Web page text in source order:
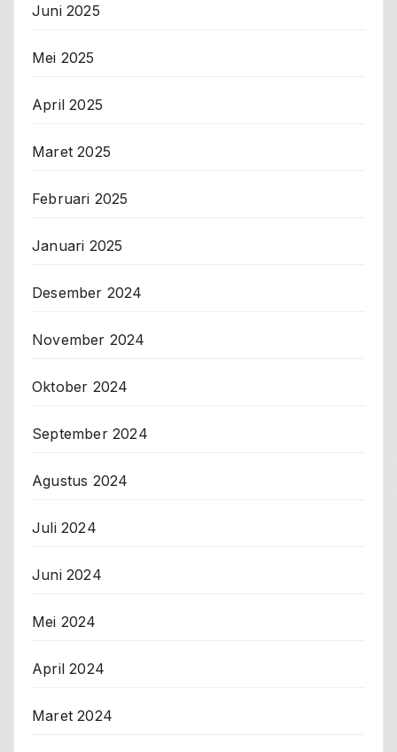
Juni 2025
Mei 2025
April 2025
Maret 2025
Februari 2025
Januari 2025
Desember 2024
November 2024
Oktober 2024
September 2024
Agustus 2024
Juli 2024
Juni 2024
Mei 2024
April 2024
Maret 2024